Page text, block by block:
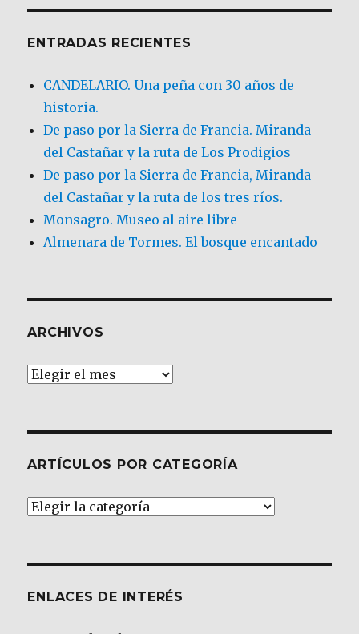
ENTRADAS RECIENTES
CANDELARIO. Una peña con 30 años de
historia.
De paso por la Sierra de Francia. Miranda
del Castañar y la ruta de Los Prodigios
De paso por la Sierra de Francia, Miranda
del Castañar y la ruta de los tres ríos.
Monsagro. Museo al aire libre
Almenara de Tormes. El bosque encantado
ARCHIVOS
Archivos
ARTÍCULOS POR CATEGORÍA
Artículos
ENLACES DE INTERÉS